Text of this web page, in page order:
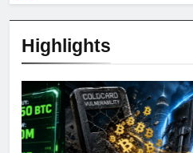
Highlights